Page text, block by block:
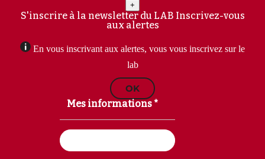
+
S'inscrire à la newsletter du LAB Inscrivez-vous
aux alertes
En vous inscrivant aux alertes, vous vous inscrivez sur le
lab
OK
Mes informations *